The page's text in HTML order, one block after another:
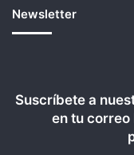
Newsletter
Suscríbete a
en tu correo